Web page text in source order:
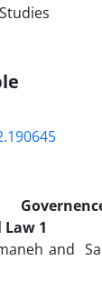
Law 1
and